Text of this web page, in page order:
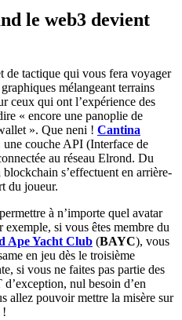
le web3 devient
de tactique qui vous fera voyager
mélangeant terrains
ceux qui ont l’expérience des
« encore une panoplie de
». Que neni ! Cantina
une couche API (Interface de
au réseau Elrond. Du
s’effectuent en arrière-
du joueur.
à n’importe quel avatar
si vous êtes membre du
Ape Yacht Club (BAYC), vous
en jeu dès le troisième
si vous ne faites pas partie des
nul besoin d’en
allez pouvoir mettre la misère sur
!